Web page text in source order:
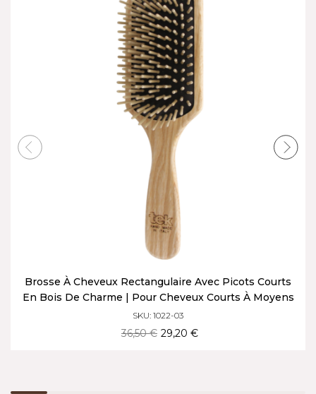
Brosse À Cheveux Rectangulaire Avec Picots Courts
En Bois De Charme | Pour Cheveux Courts À Moyens
SKU: 1022-03
36,50 € 29,20 €